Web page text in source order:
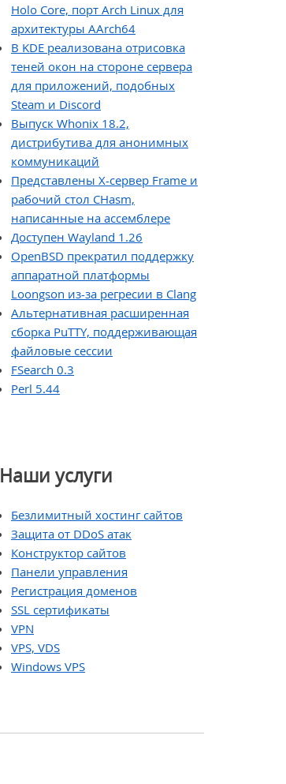
Holo Core, порт Arch Linux для
архитектуры AArch64
В KDE реализована отрисовка
теней окон на стороне сервера
для приложений, подобных
Steam и Discord
Выпуск Whonix 18.2,
дистрибутива для анонимных
коммуникаций
Представлены X-сервер Frame и
рабочий стол CHasm,
написанные на ассемблере
Доступен Wayland 1.26
OpenBSD прекратил поддержку
аппаратной платформы
Loongson из-за регресии в Clang
Альтернативная расширенная
сборка PuTTY, поддерживающая
файловые сессии
FSearch 0.3
Perl 5.44
Наши услуги
Безлимитный хостинг сайтов
Защита от DDoS атак
Конструктор сайтов
Панели управления
Регистрация доменов
SSL сертификаты
VPN
VPS, VDS
Windows VPS